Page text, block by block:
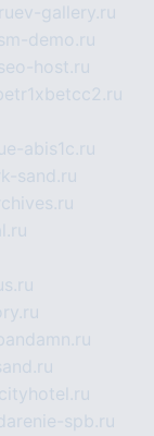
ev-gallery.ru
demo.ru
host.ru
e-abis1c.ru
sand.ru
spb.ru